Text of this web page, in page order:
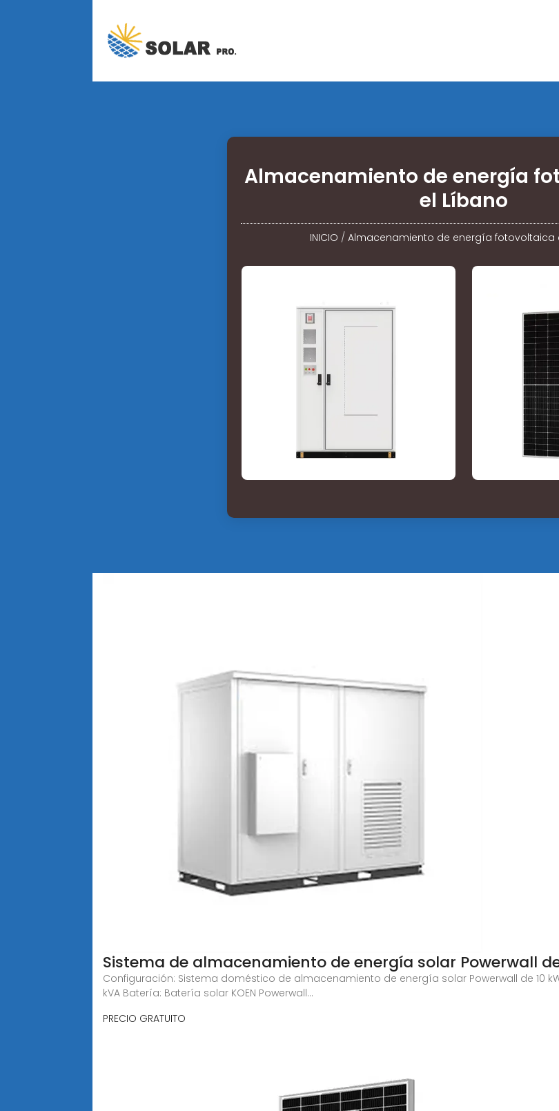
Almacenamiento de energía
el Líbano
INICIO / Almacenamiento de energía fotovoltaica
Sistema de almacenamiento de energía solar Powerwall
Configuración: Sistema doméstico de almacenamiento de energía solar Powerwall de 10
kVA Batería: Batería solar KOEN Powerwall...
PRECIO GRATUITO